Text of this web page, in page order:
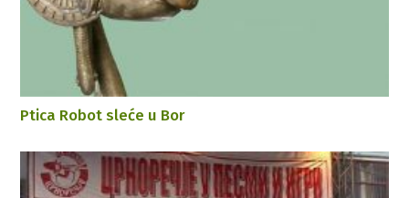
Ptica Robot sleće u Bor